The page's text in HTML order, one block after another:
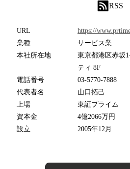
RSS
URL
https://
業種
サービス業
本社所在地
東京都港区赤坂
ティ 8F
電話番号
03-5770-7888
代表者名
山口拓己
上場
東証プライム
資本金
4億2066万円
設立
2005年12月